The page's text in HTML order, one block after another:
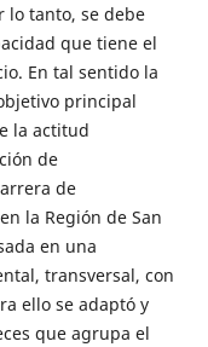
lo tanto, se debe
que tiene el
En tal sentido la
principal
la actitud
de
de
la Región de San
en una
transversal, con
ello se adaptó y
que agrupa el